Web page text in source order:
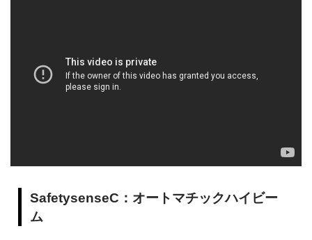
SafetysenseC：オートマチックハイビー
ム